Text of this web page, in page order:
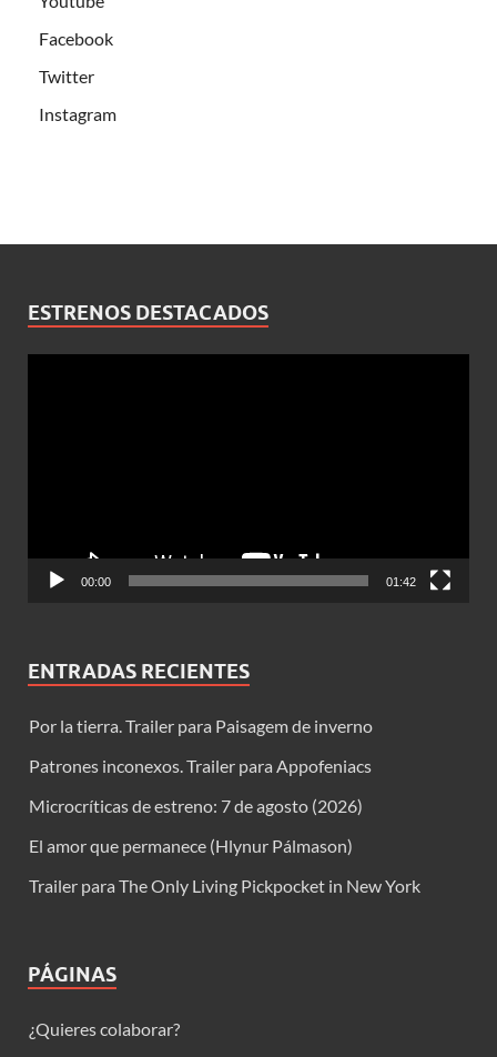
Facebook
Twitter
Instagram
ESTRENOS DESTACADOS
00:00 01:42
ENTRADAS RECIENTES
Por la tierra. Trailer para Paisagem de inverno
Patrones inconexos. Trailer para Appofeniacs
Microcríticas de estreno: 7 de agosto (2026)
El amor que permanece (Hlynur Pálmason)
Trailer para The Only Living Pickpocket in New York
PÁGINAS
¿Quieres colaborar?